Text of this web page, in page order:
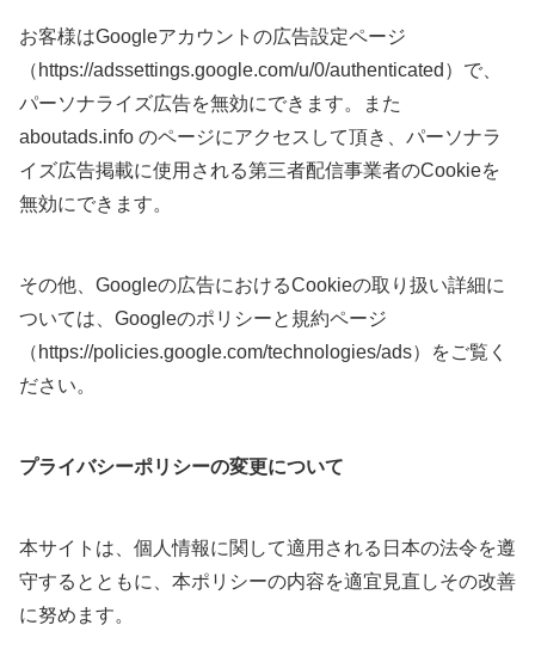
お客様はGoogleアカウントの広告設定ページ
（https://adssettings.google.com/u/0/authenticated）で、
パーソナライズ広告を無効にできます。また
aboutads.info のページにアクセスして頂き、パーソナラ
イズ広告掲載に使用される第三者配信事業者のCookieを
無効にできます。
その他、Googleの広告におけるCookieの取り扱い詳細に
ついては、Googleのポリシーと規約ページ
（https://policies.google.com/technologies/ads）をご覧く
ださい。
プライバシーポリシーの変更について
本サイトは、個人情報に関して適用される日本の法令を遵
守するとともに、本ポリシーの内容を適宜見直しその改善
に努めます。